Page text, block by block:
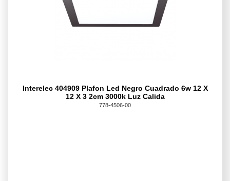
Interelec 404909 Plafon Led Negro Cuadrado 6w 12 X
12 X 3 2cm 3000k Luz Calida
778-4506-00